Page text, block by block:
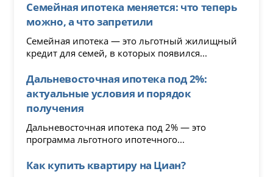
Семейная ипотека меняется: что теперь
можно, а что запретили
Семейная ипотека — это льготный жилищный
кредит для семей, в которых появился...
Дальневосточная ипотека под 2%:
актуальные условия и порядок
получения
Дальневосточная ипотека под 2% — это
программа льготного ипотечного...
Как купить квартиру на Циан?